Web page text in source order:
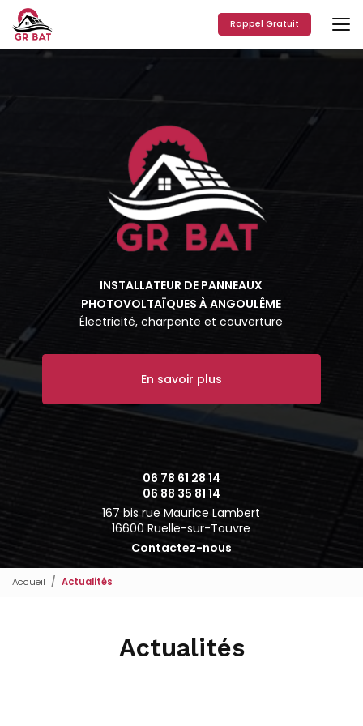
Aller
au
contenu
principal
Rappel Gratuit
INSTALLATEUR DE PANNEAUX
PHOTOVOLTAÏQUES À ANGOULÊME
Électricité, charpente et couverture
En savoir plus
06 78 61 28 14
06 88 35 81 14
167 bis rue Maurice Lambert
16600 Ruelle-sur-Touvre
Contactez-nous
Accueil Actualités
Actualités